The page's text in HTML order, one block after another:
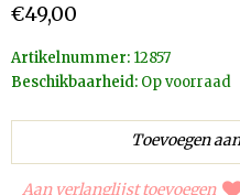
€49,00
Artikelnummer: 12857
Beschikbaarheid: Op voorraad
Aan verlanglijst toevoegen